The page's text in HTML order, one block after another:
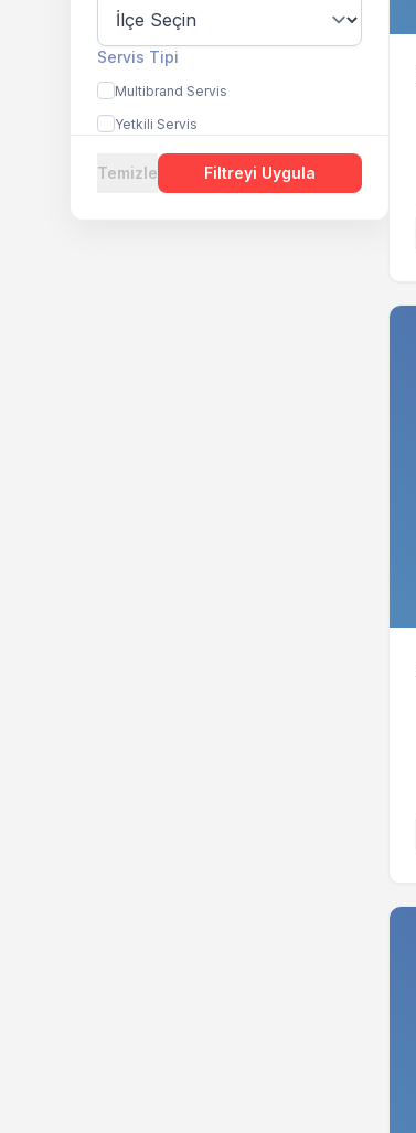
Servis Tipi
Multibrand Servis
Yetkili Servis
Temizle Filtreyi Uygula